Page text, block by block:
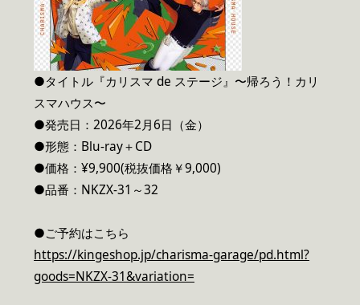
●タイトル『カリスマ de ステージ』〜帰ろう！カリ
スマハウス〜
●発売日：2026年2月6日（金）
●形態：Blu-ray＋CD
●価格：¥9,900(税抜価格￥9,000)
●品番：NKZX-31～32
●ご予約はこちら
https://kingeshop.jp/charisma-garage/pd.html?
goods=NKZX-31&variation=